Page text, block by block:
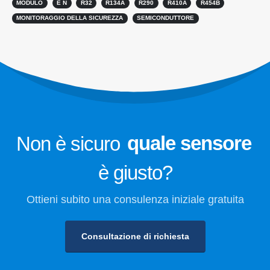
MODULO È N R32 R134A R290 R410A R454B
MONITORAGGIO DELLA SICUREZZA SEMICONDUTTORE
Non è sicuro quale sensore
è giusto?
Ottieni subito una consulenza iniziale gratuita
Consultazione di richiesta
Monitoraggio della sicurezza del
refrigerante per la conservazione a
refrigerazione industriale
Visualizza di più
Winsen. © 2026. Tutti i diritti riservati